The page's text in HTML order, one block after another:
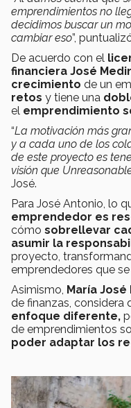
emprendimientos no
decidimos buscar un
cambiar eso”,
De acuerdo con el
financiera José
crecimiento de un
retos y tiene una
el emprendimiento
“La motivación más
y a cada uno de los
de este proyecto es
visión que
José.
Para José Antonio, lo
emprendedor es
cómo sobrellevar
asumir la
proyecto,
emprendedores que
Asimismo, María José
de finanzas, considera
enfoque diferente,
de emprendimientos
poder adaptar los